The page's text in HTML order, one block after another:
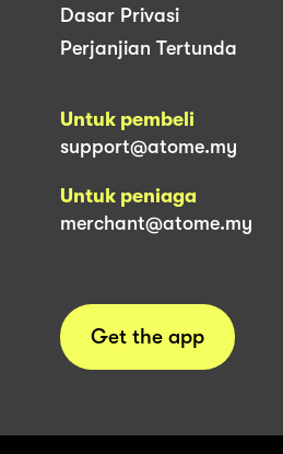
Dasar Privasi
Perjanjian Tertunda
Untuk pembeli
support@atome.my
Untuk peniaga
merchant@atome.my
Get the app